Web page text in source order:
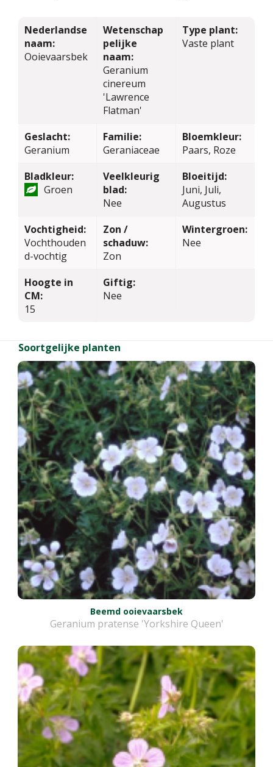
Nederlandse
naam:
Ooievaarsbek
Wetenschap
pelijke
naam:
Geranium
cinereum
'Lawrence
Flatman'
Type plant:
Vaste plant
Geslacht:
Geranium
Familie:
Geraniaceae
Bloemkleur:
Paars, Roze
Bladkleur:
Groen
Veelkleurig
blad:
Nee
Bloeitijd:
Juni, Juli,
Augustus
Vochtigheid:
Vochthouden
d-vochtig
Zon /
schaduw:
Zon
Wintergroen:
Nee
Hoogte in
CM:
15
Giftig:
Nee
Soortgelijke planten
Beemd ooievaarsbek
Geranium pratense 'Yorkshire Queen'